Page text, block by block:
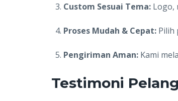
Custom Sesuai Tema: Logo,
Proses Mudah & Cepat: Pilih
Pengiriman Aman: Kami
Testimoni